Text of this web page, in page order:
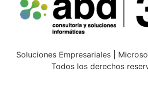
Soluciones Empresariales |
Todos los derechos